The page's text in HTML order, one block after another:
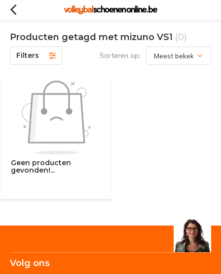
Producten getagd met mizuno VS1 (0)
Filters Sorteren op:
Geen producten
gevonden!...
Volg ons